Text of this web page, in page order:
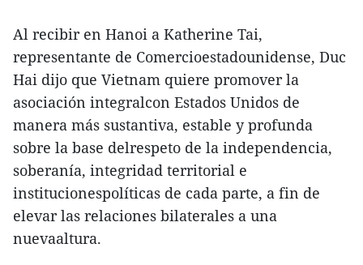
Al recibir en Hanoi a Katherine Tai,
representante de Comercioestadounidense, Duc
Hai dijo que Vietnam quiere promover la
asociación integralcon Estados Unidos de
manera más sustantiva, estable y profunda
sobre la base delrespeto de la independencia,
soberanía, integridad territorial e
institucionespolíticas de cada parte, a fin de
elevar las relaciones bilaterales a una
nuevaaltura.